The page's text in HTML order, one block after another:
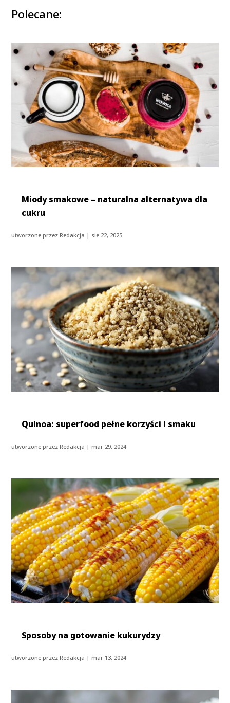
Polecane:
Miody smakowe – naturalna alternatywa dla
cukru
utworzone przezRedakcja | sie 22, 2025
Quinoa: superfood pełne korzyści i smaku
utworzone przezRedakcja |mar 29, 2024
Sposoby na gotowanie kukurydzy
utworzone przezRedakcja |mar 13, 2024